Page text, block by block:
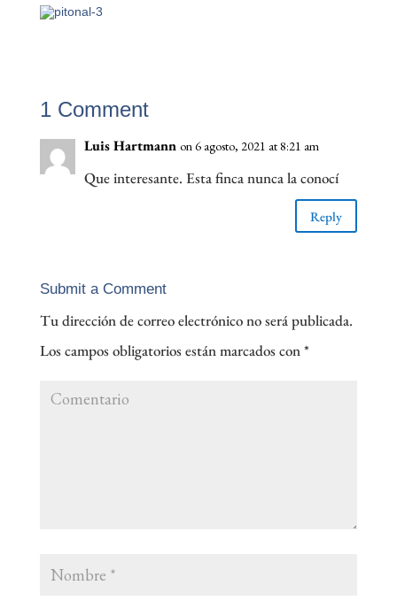
1 Comment
Luis Hartmann on 6 agosto, 2021 at 8:21 am
Que interesante. Esta finca nunca la conocí
Reply
Submit a Comment
Tu dirección de correo electrónico no será publicada.
Los campos obligatorios están marcados con*